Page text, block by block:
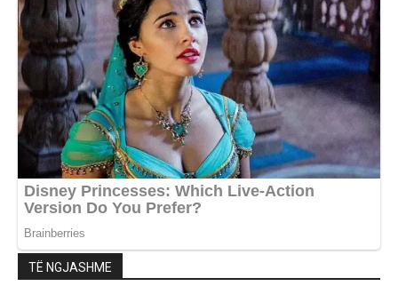
TË NGJASHME